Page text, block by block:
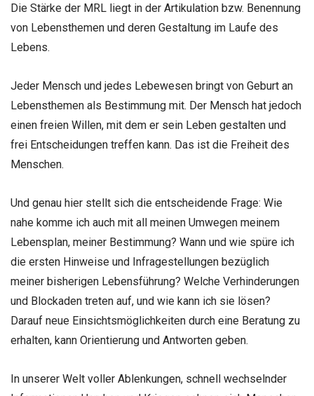
Die Stärke der MRL liegt in der Artikulation bzw. Benennung
von Lebensthemen und deren Gestaltung im Laufe des
Lebens.
Jeder Mensch und jedes Lebewesen bringt von Geburt an
Lebensthemen als Bestimmung mit. Der Mensch hat jedoch
einen freien Willen, mit dem er sein Leben gestalten und
frei Entscheidungen treffen kann. Das ist die Freiheit des
Menschen.
Und genau hier stellt sich die entscheidende Frage: Wie
nahe komme ich auch mit all meinen Umwegen meinem
Lebensplan, meiner Bestimmung? Wann und wie spüre ich
die ersten Hinweise und Infragestellungen bezüglich
meiner bisherigen Lebensführung? Welche Verhinderungen
und Blockaden treten auf, und wie kann ich sie lösen?
Darauf neue Einsichtsmöglichkeiten durch eine Beratung zu
erhalten, kann Orientierung und Antworten geben.
In unserer Welt voller Ablenkungen, schnell wechselnder